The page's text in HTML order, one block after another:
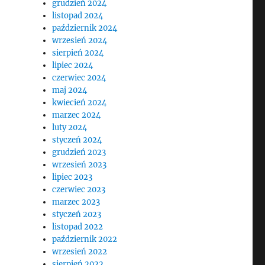
grudzień 2024
listopad 2024
październik 2024
wrzesień 2024
sierpień 2024
lipiec 2024
czerwiec 2024
maj 2024
kwiecień 2024
marzec 2024
luty 2024
styczeń 2024
grudzień 2023
wrzesień 2023
lipiec 2023
czerwiec 2023
marzec 2023
styczeń 2023
listopad 2022
październik 2022
wrzesień 2022